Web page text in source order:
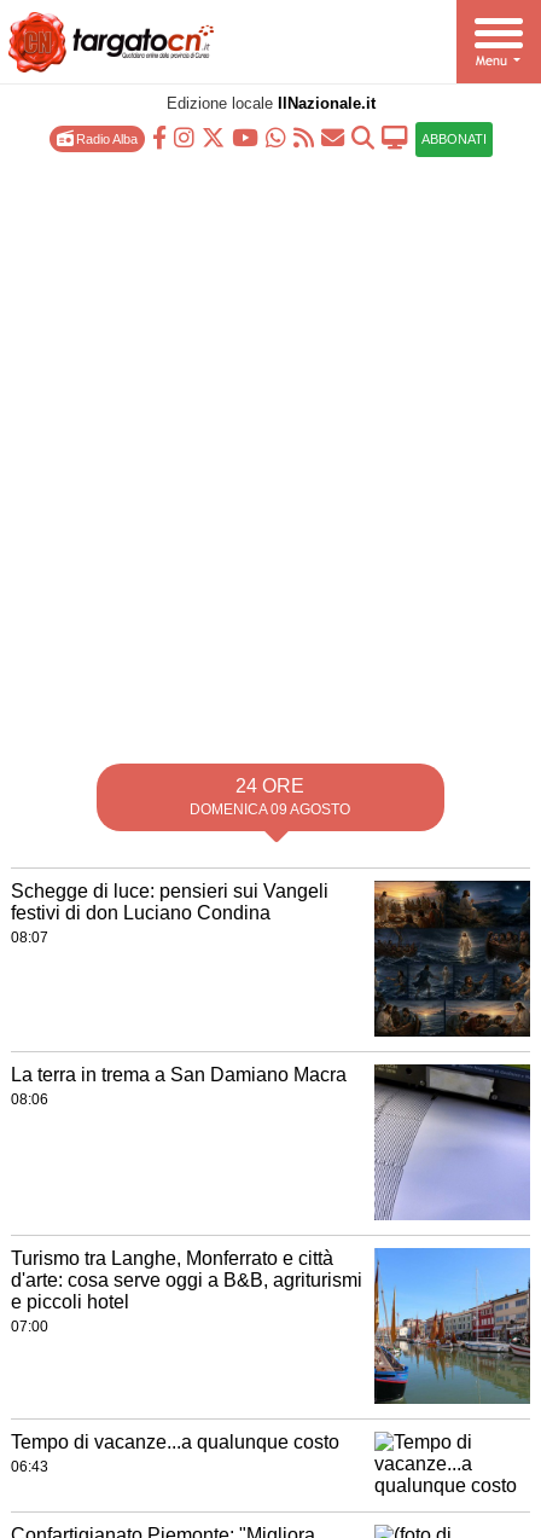
Edizione locale IlNazionale.it
Radio Alba ABBONATI
24 ORE
DOMENICA 09 AGOSTO
Schegge di luce: pensieri sui Vangeli
festivi di don Luciano Condina
08:07
La terra in trema a San Damiano Macra
08:06
Turismo tra Langhe, Monferrato e città
d'arte: cosa serve oggi a B&B, agriturismi
e piccoli hotel
07:00
Tempo di vacanze...a qualunque costo
06:43